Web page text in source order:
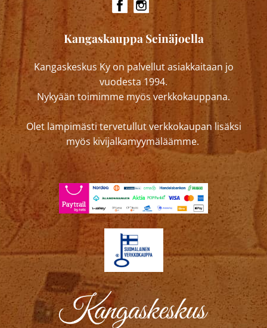
Kangaskauppa Seinäjoella
Kangaskeskus Ky on palvellut asiakkaitaan jo
vuodesta 1994.
Nykyään toimimme myös verkkokauppana.
Olet lämpimästi tervetullut verkkokaupan lisäksi
myös kivijalkamyymäläämme.